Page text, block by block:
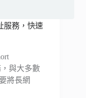
服務，快速
與大多數
將長網